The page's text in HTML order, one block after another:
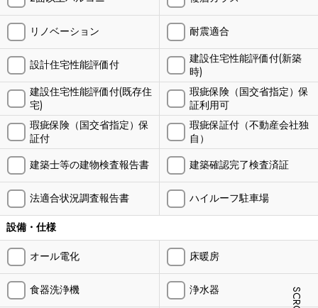
リノベーション 耐震適合
設計住宅性能評価付
建設住宅性能評価付(新築
時)
建設住宅性能評価付(既存住
宅)
瑕疵保険（国交省指定）保
証利用可
瑕疵保険（国交省指定）保
証付
瑕疵保証付（不動産会社独
自）
建築士等の建物検査報告書
建築確認完了検査済証
法適合状況調査報告書 ハイルーフ駐車場
設備・仕様
オール電化 床暖房
食器洗浄機 浄水器